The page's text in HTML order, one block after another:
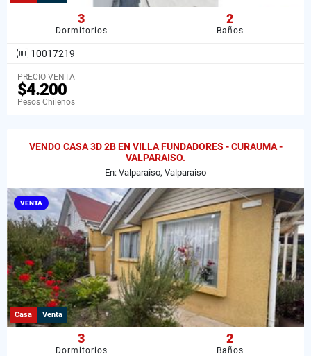
3
Dormitorios
2
Baños
10017219
PRECIO VENTA
$4.200
Pesos Chilenos
VENDO CASA 3D 2B EN VILLA FUNDADORES - CURAUMA -
VALPARAISO.
En: Valparaíso, Valparaiso
VENTA
Casa Venta
3
Dormitorios
2
Baños